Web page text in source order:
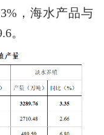
，海水产品与
。